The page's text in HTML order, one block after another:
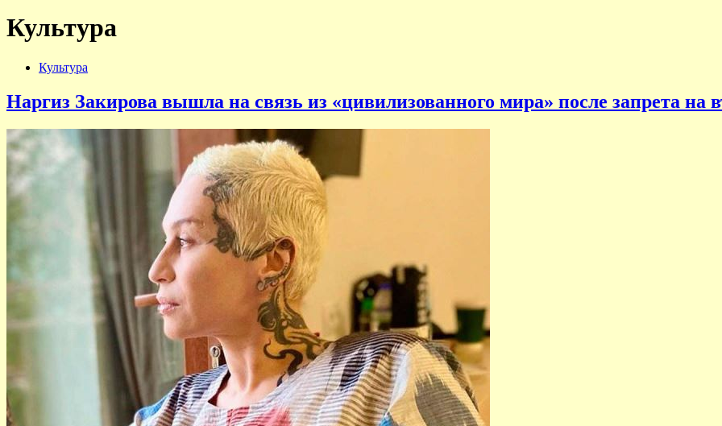
Культура
Культура
Наргиз Закирова вышла на связь из «цивилизованного мира» после запрета на